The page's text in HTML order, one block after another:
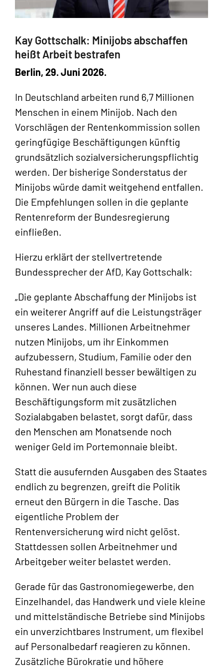
Kay Gottschalk: Minijobs abschaffen
heißt Arbeit bestrafen
Berlin, 29. Juni 2026.
In Deutschland arbeiten rund 6,7 Millionen
Menschen in einem Minijob. Nach den
Vorschlägen der Rentenkommission sollen
geringfügige Beschäftigungen künftig
grundsätzlich sozialversicherungspflichtig
werden. Der bisherige Sonderstatus der
Minijobs würde damit weitgehend entfallen.
Die Empfehlungen sollen in die geplante
Rentenreform der Bundesregierung
einfließen.
Hierzu erklärt der stellvertretende
Bundessprecher der AfD, Kay Gottschalk:
„Die geplante Abschaffung der Minijobs ist
ein weiterer Angriff auf die Leistungsträger
unseres Landes. Millionen Arbeitnehmer
nutzen Minijobs, um ihr Einkommen
aufzubessern, Studium, Familie oder den
Ruhestand finanziell besser bewältigen zu
können. Wer nun auch diese
Beschäftigungsform mit zusätzlichen
Sozialabgaben belastet, sorgt dafür, dass
den Menschen am Monatsende noch
weniger Geld im Portemonnaie bleibt.
Statt die ausufernden Ausgaben des Staates
endlich zu begrenzen, greift die Politik
erneut den Bürgern in die Tasche. Das
eigentliche Problem der
Rentenversicherung wird nicht gelöst.
Stattdessen sollen Arbeitnehmer und
Arbeitgeber weiter belastet werden.
Gerade für das Gastronomiegewerbe, den
Einzelhandel, das Handwerk und viele kleine
und mittelständische Betriebe sind Minijobs
ein unverzichtbares Instrument, um flexibel
auf Personalbedarf reagieren zu können.
Zusätzliche Bürokratie und höhere